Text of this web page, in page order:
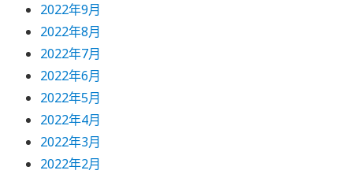
2022年9月
2022年8月
2022年7月
2022年6月
2022年5月
2022年4月
2022年3月
2022年2月